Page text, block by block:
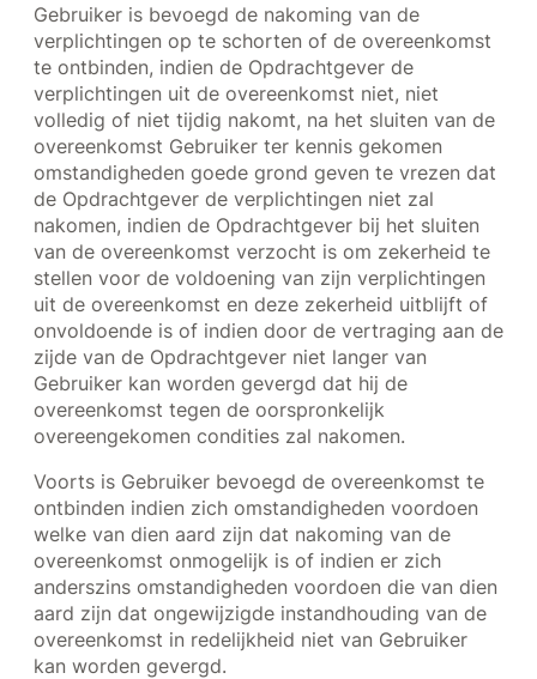
Gebruiker is bevoegd de nakoming van de
verplichtingen op te schorten of de overeenkomst
te ontbinden, indien de Opdrachtgever de
verplichtingen uit de overeenkomst niet, niet
volledig of niet tijdig nakomt, na het sluiten van de
overeenkomst Gebruiker ter kennis gekomen
omstandigheden goede grond geven te vrezen dat
de Opdrachtgever de verplichtingen niet zal
nakomen, indien de Opdrachtgever bij het sluiten
van de overeenkomst verzocht is om zekerheid te
stellen voor de voldoening van zijn verplichtingen
uit de overeenkomst en deze zekerheid uitblijft of
onvoldoende is of indien door de vertraging aan de
zijde van de Opdrachtgever niet langer van
Gebruiker kan worden gevergd dat hij de
overeenkomst tegen de oorspronkelijk
overeengekomen condities zal nakomen.
Voorts is Gebruiker bevoegd de overeenkomst te
ontbinden indien zich omstandigheden voordoen
welke van dien aard zijn dat nakoming van de
overeenkomst onmogelijk is of indien er zich
anderszins omstandigheden voordoen die van dien
aard zijn dat ongewijzigde instandhouding van de
overeenkomst in redelijkheid niet van Gebruiker
kan worden gevergd.